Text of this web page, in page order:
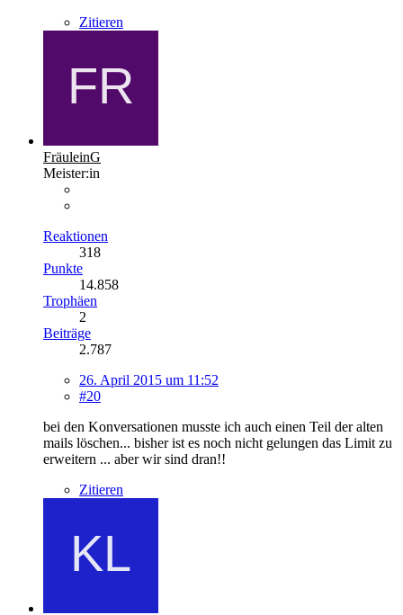
Zitieren
FräuleinG
Meister:in
Reaktionen
318
Punkte
14.858
Trophäen
2
Beiträge
2.787
26. April 2015 um 11:52
#20
bei den Konversationen musste ich auch einen Teil der alten
mails löschen... bisher ist es noch nicht gelungen das Limit zu
erweitern ... aber wir sind dran!!
Zitieren